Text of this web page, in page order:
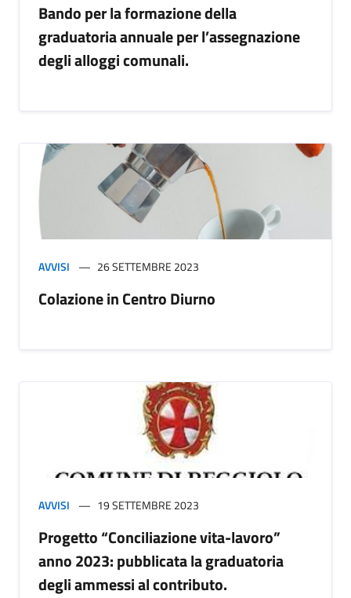
Bando per la formazione della
graduatoria annuale per l’assegnazione
degli alloggi comunali.
AVVISI 26 SETTEMBRE 2023
Colazione in Centro Diurno
AVVISI 19 SETTEMBRE 2023
Progetto “Conciliazione vita-lavoro”
anno 2023: pubblicata la graduatoria
degli ammessi al contributo.